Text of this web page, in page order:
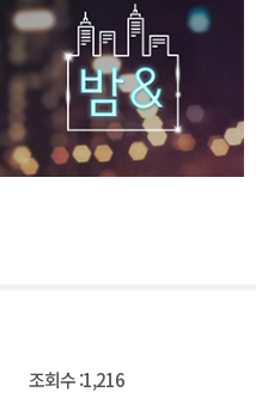
조회수 :1,216